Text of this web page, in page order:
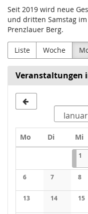
Seit 2019 wird neue
und dritten Samstag
Prenzlauer Berg.
Liste Woche
Veranstaltungen
Mo Montag
DiDienstag
Mi
1
6
Keine
7
Keine
8
13 14 15